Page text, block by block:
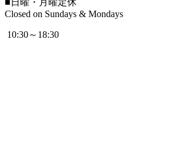
■ 日曜・月曜定休
Closed on Sundays & Mondays
10:30～18:30